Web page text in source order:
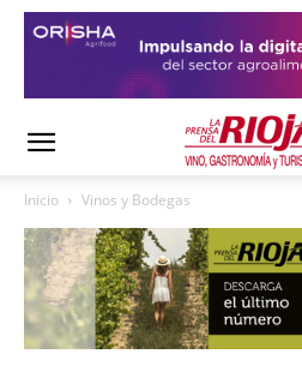
Inicio Vinos y Bodegas